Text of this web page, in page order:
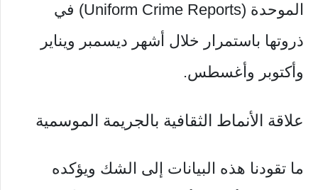
الموحدة (Uniform Crime Reports) في
ذروتها باستمرار خلال أشهر ديسمبر ويناير
وأكتوبر وأغسطس.
علاقة الأنماط الثقافية بالجريمة الموسمية
ما تقودنا هذه البيانات إلى الشك ويؤكده